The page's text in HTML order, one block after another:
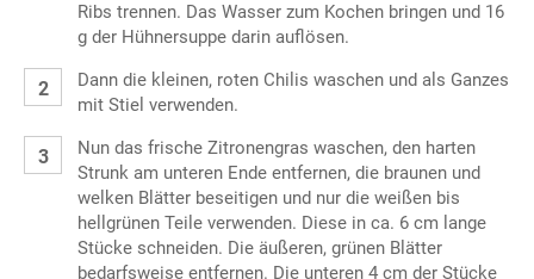
Ribs trennen. Das Wasser zum Kochen bringen und 16
g der Hühnersuppe darin auflösen.
Dann die kleinen, roten Chilis waschen und als Ganzes
mit Stiel verwenden.
Nun das frische Zitronengras waschen, den harten
Strunk am unteren Ende entfernen, die braunen und
welken Blätter beseitigen und nur die weißen bis
hellgrünen Teile verwenden. Diese in ca. 6 cm lange
Stücke schneiden. Die äußeren, grünen Blätter
bedarfsweise entfernen. Die unteren 4 cm der Stücke